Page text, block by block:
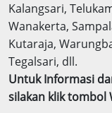
Kalangsari,
Wanakerta,
Kutaraja,
Tegalsari, dll.
Untuk Informasi
silakan klik tombol